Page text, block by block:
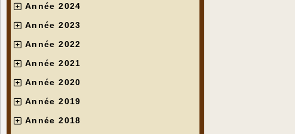
Année 2024
Année 2023
Année 2022
Année 2021
Année 2020
Année 2019
Année 2018